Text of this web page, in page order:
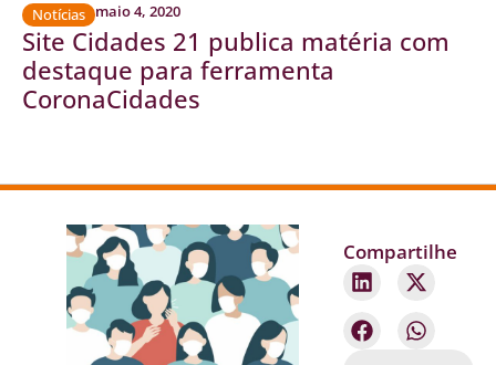
Notícias maio 4, 2020
Site Cidades 21 publica matéria com
destaque para ferramenta
CoronaCidades
Compartilhe